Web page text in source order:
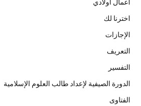
اخترنا لك
الإجازات
التعريف
التفسير
الدورة الصيفية لإعداد طالب العلوم الإسلامية
الفتاوى